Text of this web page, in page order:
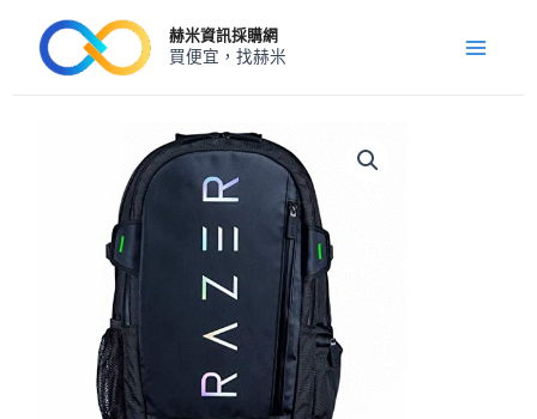
赫米資訊採購網
買便宜，找赫米
Menu